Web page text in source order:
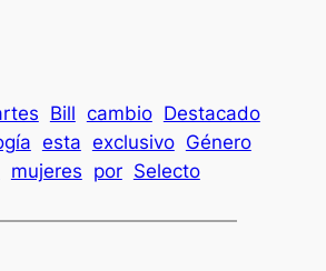
Bill cambio Destacado
esta exclusivo Género
mujeres por Selecto